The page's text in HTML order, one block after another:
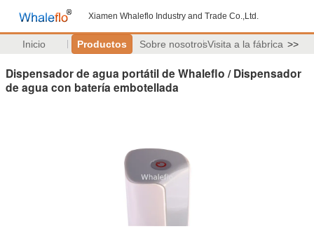
Xiamen Whaleflo Industry and Trade Co.,Ltd.
Inicio Productos Sobre nosotrosVisita a la fábrica >>
Dispensador de agua portátil de Whaleflo / Dispensador
de agua con batería embotellada